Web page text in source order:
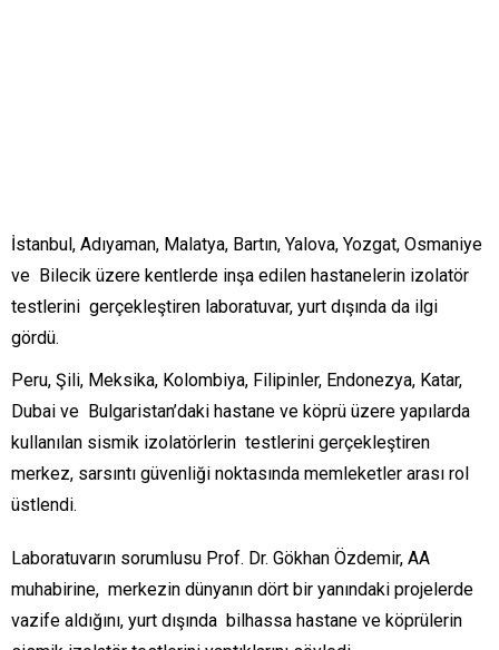
İstanbul, Adıyaman, Malatya, Bartın, Yalova, Yozgat, Osmaniye
ve Bilecik üzere kentlerde inşa edilen hastanelerin izolatör
testlerini gerçekleştiren laboratuvar, yurt dışında da ilgi
gördü.
Peru, Şili, Meksika, Kolombiya, Filipinler, Endonezya, Katar,
Dubai ve Bulgaristan’daki hastane ve köprü üzere yapılarda
kullanılan sismik izolatörlerin testlerini gerçekleştiren
merkez, sarsıntı güvenliği noktasında memleketler arası rol
üstlendi.
Laboratuvarın sorumlusu Prof. Dr. Gökhan Özdemir, AA
muhabirine, merkezin dünyanın dört bir yanındaki projelerde
vazife aldığını, yurt dışında bilhassa hastane ve köprülerin